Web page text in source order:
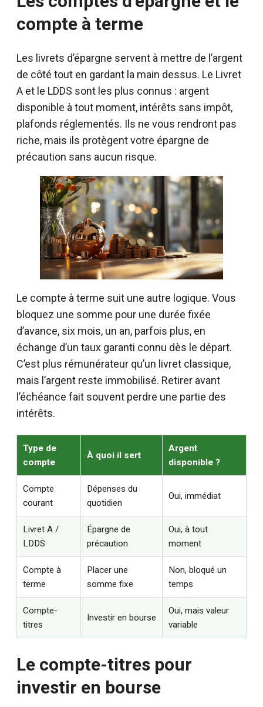
compte à terme
Les livrets d’épargne servent à mettre de l’argent
de côté tout en gardant la main dessus. Le Livret
A et le LDDS sont les plus connus : argent
disponible à tout moment, intérêts sans impôt,
plafonds réglementés. Ils ne vous rendront pas
riche, mais ils protègent votre épargne de
précaution sans aucun risque.
Le compte à terme suit une autre logique. Vous
bloquez une somme pour une durée fixée
d’avance, six mois, un an, parfois plus, en
échange d’un taux garanti connu dès le départ.
C’est plus rémunérateur qu’un livret classique,
mais l’argent reste immobilisé. Retirer avant
l’échéance fait souvent perdre une partie des
intérêts.
Type de
compte
À quoi il sert
Argent
disponible ?
Compte
courant
Dépenses du
quotidien
Oui, immédiat
Livret A /
LDDS
Épargne de
précaution
Oui, à tout
moment
Compte à
terme
Placer une
somme fixe
Non, bloqué un
temps
Compte-
titres
Investir en bourse
Oui, mais valeur
variable
Le compte-titres pour
investir en bourse